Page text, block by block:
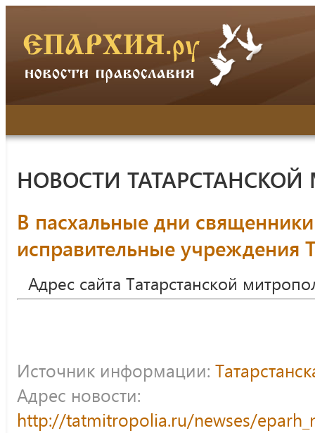
НОВОСТИ
В пасхальные дни
исправительные учреждения
Адрес сайта Татарстанской
Источник информации:
Адрес новости:
http://tatmitropolia.ru/newses/